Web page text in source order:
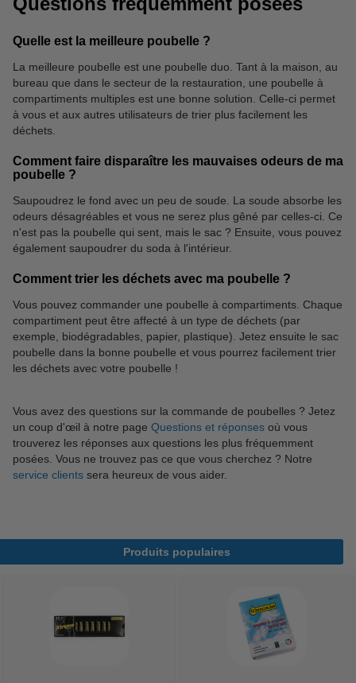
Gants de ménage
Quelle est la meilleure poubelle ?
La meilleure poubelle est une poubelle duo. Tant à la maison, au
bureau que dans le secteur de la restauration, une poubelle à
compartiments multiples est une bonne solution. Celle-ci permet
à vous et aux autres utilisateurs de trier plus facilement les
déchets.
Comment faire disparaître les mauvaises odeurs de ma
poubelle ?
Saupoudrez le fond avec un peu de soude. La soude absorbe les
odeurs désagréables et vous ne serez plus gêné par celles-ci. Ce
n'est pas la poubelle qui sent, mais le sac ? Ensuite, vous pouvez
également saupoudrer du soda à l'intérieur.
Comment trier les déchets avec ma poubelle ?
Vous pouvez commander une poubelle à compartiments. Chaque
compartiment peut être affecté à un type de déchets (par
exemple, biodégradables, papier, plastique). Jetez ensuite le sac
poubelle dans la bonne poubelle et vous pourrez facilement trier
les déchets avec votre poubelle !
Vous avez des questions sur la commande de poubelles ? Jetez
un coup d'œil à notre page Questions et réponses où vous
trouverez les réponses aux questions les plus fréquemment
posées. Vous ne trouvez pas ce que vous cherchez ? Notre
service clients sera heureux de vous aider.
Produits populaires